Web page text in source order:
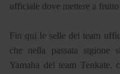
ufficiale dove mettere a
Fin qui le selle dei team
che nella passata stgione
Yamaha del team Tenkate,